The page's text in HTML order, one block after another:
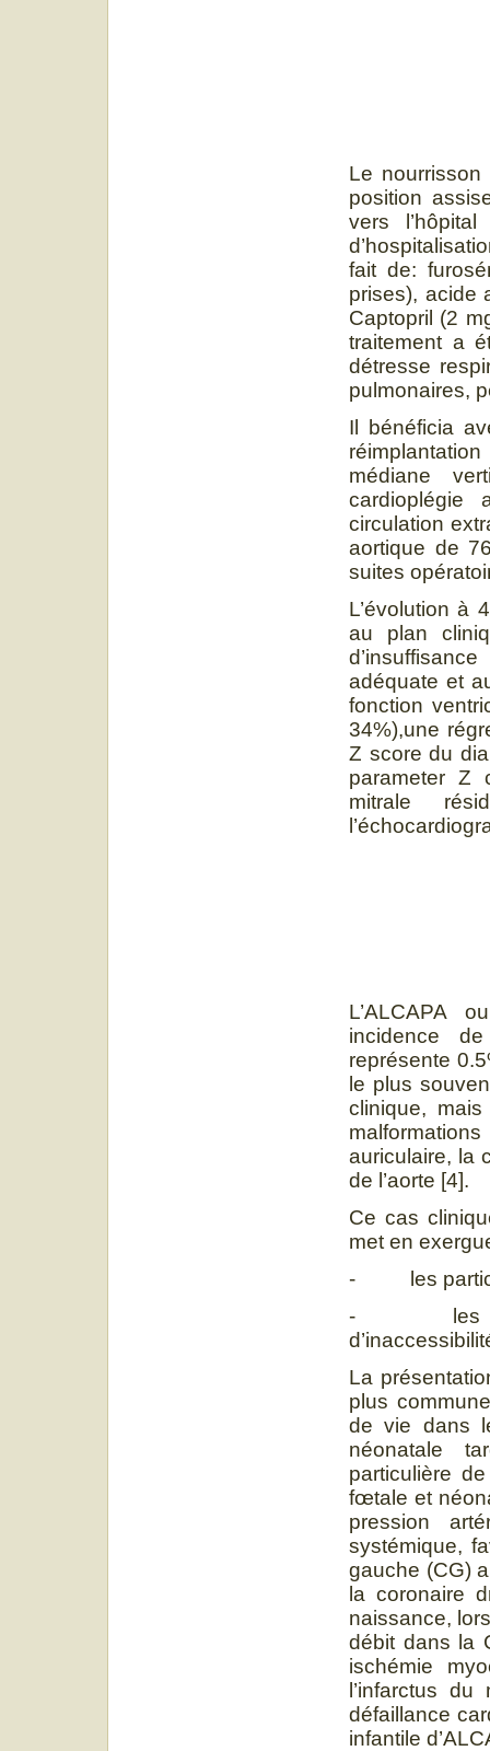
Le
position
vers
fait de:
prises), acide
Captopril (2
traitement a
détresse
pulmonaires,
Il bénéficia
médiane
circulation
aortique de
suites
L’évolution à
au plan
adéquate et
fonction
34%),une
Z score du
parameter Z
mitrale
L’ALCAPA
incidence
représente
le plus
clinique,
auriculaire, la
de l’aorte [4].
Ce cas
met en
- les
- les
La
plus
de vie dans
néonatale
particulière
fœtale et
pression
systémique,
gauche (CG)
la coronaire
naissance,
débit dans la
ischémie
l’infarctus
défaillance
infantile